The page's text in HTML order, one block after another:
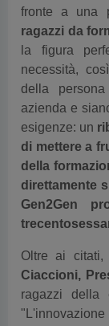
fronte a una
ragazzi da
la figura
necessità,
della
azienda e
esigenze: un
di mettere a
della
direttamente
Gen2Gen
Oltre ai citati,
Ciaccioni,
ragazzi della